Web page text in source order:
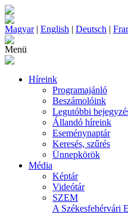
Magyar| English | Deutsch |
Menü
Híreink
Programajánló
Beszámolóink
Legutóbbi
Állandó híreink
Eseménynaptár
Keresés, szűrés
Ünnepkörök
Média
Képtár
Videótár
SZEM
A Székesfehérvári